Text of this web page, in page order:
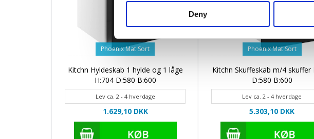
Deny
Phoenix Mat Sort
Kitchn Hyldeskab 1 hylde og 1 låge
H:704 D:580 B:600
Lev ca. 2 - 4 hverdage
1.629,10 DKK
Phoenix Mat Sort
Kitchn Skuffeskab m/4 skuffer
D:580 B:600
Lev ca. 2 - 4 hverdage
5.303,10 DKK